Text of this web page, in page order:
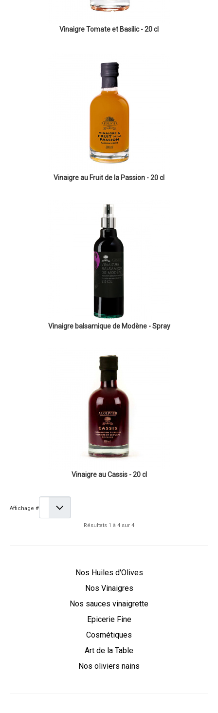
Vinaigre Tomate et Basilic - 20 cl
Vinaigre au Fruit de la Passion - 20 cl
Vinaigre balsamique de Modène - Spray
Vinaigre au Cassis - 20 cl
Affichage #
Résultats 1 à 4 sur 4
Nos Huiles d'Olives
Nos Vinaigres
Nos sauces vinaigrette
Epicerie Fine
Cosmétiques
Art de la Table
Nos oliviers nains